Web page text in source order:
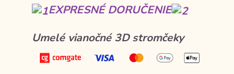
EXPRESNÉ DORUČENIE
Umelé vianočné 3D stromčeky